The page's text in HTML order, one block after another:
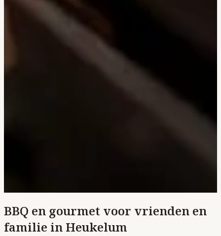
BBQ en gourmet voor vrienden en
familie in Heukelum